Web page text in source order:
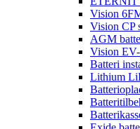
Vision
Vision CP
AGM
Vision
Batteri
Lithium